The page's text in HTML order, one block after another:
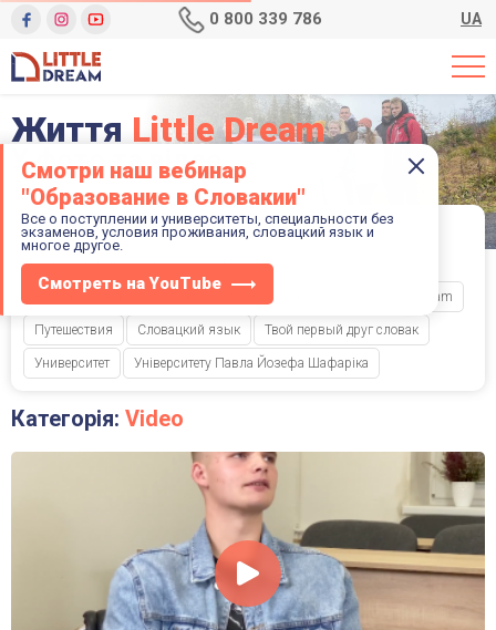
0 800 339 786 UA
Смотри наш вебинар
"Образование в Словакии"
Все о поступлении и университеты, специальности без
экзаменов, условия проживания, словацкий язык и
многое другое.
Смотреть на YouTube
Життя Little Dream
Уфото тавідео
Фильтр по категориям:
LogosCentrum Travel TUKE Video
Видеоразговорники с Logos Centrum Жизнь Little Dream
Путешествия Словацкий язык Твой первый друг словак
Университет Університету Павла Йозефа Шафаріка
Категорія: Video